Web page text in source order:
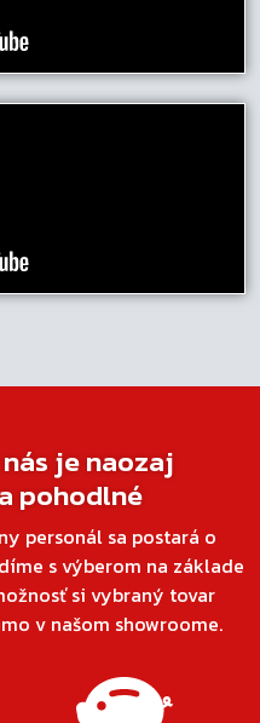
je naozaj
pohodlné
personál sa postará o
s výberom na základe
si vybraný tovar
v našom showroome.